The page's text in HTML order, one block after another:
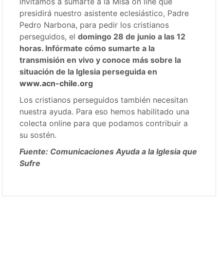
presidirá nuestro asistente eclesiástico, Padre
Pedro Narbona, para pedir los cristianos
perseguidos, eldomingo 28 de junio a las 12
horas. Infórmate cómo sumarte a la
transmisión en vivo y conoce más sobre la
situación de la Iglesia perseguida en
www.acn-chile.org
Los cristianos perseguidos también necesitan
nuestra ayuda. Para eso hemos habilitado una
colecta online para que podamos contribuir a
su sostén.
Fuente: Comunicaciones Ayuda a la Iglesia que
Sufre